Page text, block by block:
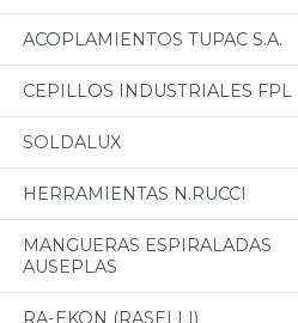
ACOPLAMIENTOS TUPAC S.A.
CEPILLOS INDUSTRIALES FPL
SOLDALUX
HERRAMIENTAS N.RUCCI
MANGUERAS ESPIRALADAS
AUSEPLAS
RA-EKON (RASELLI)